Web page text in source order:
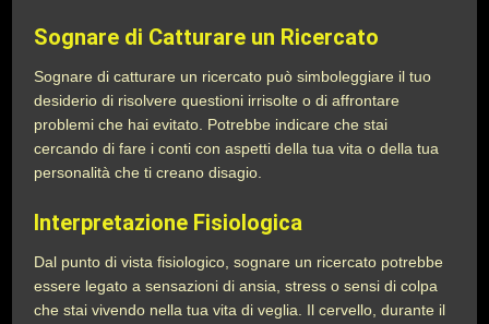
Sognare di Catturare un Ricercato
Sognare di catturare un ricercato può simboleggiare il tuo
desiderio di risolvere questioni irrisolte o di affrontare
problemi che hai evitato. Potrebbe indicare che stai
cercando di fare i conti con aspetti della tua vita o della tua
personalità che ti creano disagio.
Interpretazione Fisiologica
Dal punto di vista fisiologico, sognare un ricercato potrebbe
essere legato a sensazioni di ansia, stress o sensi di colpa
che stai vivendo nella tua vita di veglia. Il cervello, durante il